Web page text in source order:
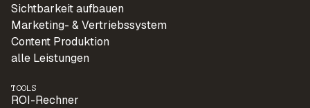
Sichtbarkeit aufbauen
Marketing- & Vertriebssystem
Content Produktion
alle Leistungen
TOOLS
ROI-Rechner